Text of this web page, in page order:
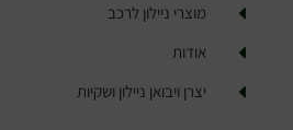
מוצרי ניילון לרכב
אודות
יצרן ויבואן ניילון ושקיות ​